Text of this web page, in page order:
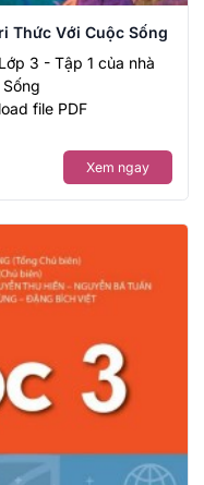
Thức Với Cuộc Sống
3 - Tập 1 của nhà
file PDF
Xem ngay